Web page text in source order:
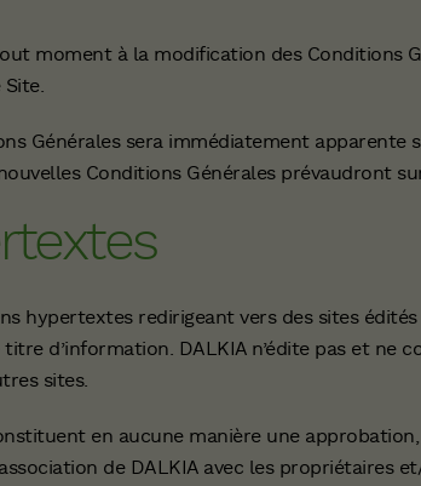
moment à la modification des Conditions
Générales sera immédiatement apparente
Conditions Générales prévaudront
hypertextes redirigeant vers des sites
d’information. DALKIA n’édite pas et ne
sites.
en aucune manière une
de DALKIA avec les propriétaires